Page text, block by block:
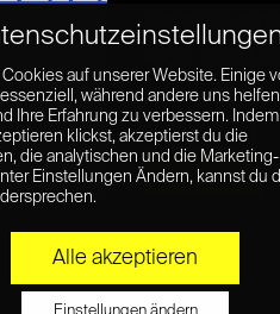
Kameras
sogar direkt
sollen[...] [...]
Read More »
auf unserer Website. Einige
während andere uns
Ihre Erfahrung zu verbessern.
klickst, akzeptierst du die
die analytischen und die Marketing-
Einstellungen Ändern, kannst du
Alle akzeptieren